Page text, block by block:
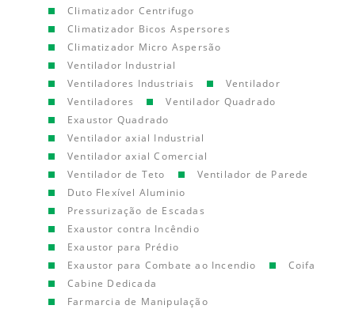
Climatizador Centrifugo
Climatizador Bicos Aspersores
Climatizador Micro Aspersão
Ventilador Industrial
Ventiladores Industriais
Ventilador
Ventiladores
Ventilador Quadrado
Exaustor Quadrado
Ventilador axial Industrial
Ventilador axial Comercial
Ventilador de Teto
Ventilador de Parede
Duto Flexível Aluminio
Pressurização de Escadas
Exaustor contra Incêndio
Exaustor para Prédio
Exaustor para Combate ao Incendio
Coifa
Cabine Dedicada
Farmarcia de Manipulação